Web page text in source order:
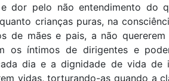
dor pelo não entendimento do
crianças puras, na
de mães e pais, a não
os íntimos de dirigentes e
dia e a dignidade de vida de
vidas, torturando-as quando a